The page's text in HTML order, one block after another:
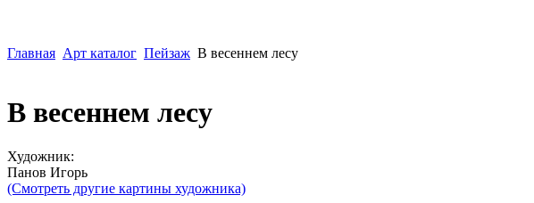
Главная Арт каталог Пейзаж В весеннем лесу
В весеннем лесу
Художник:
Панов Игорь
(Смотреть другие картины художника)